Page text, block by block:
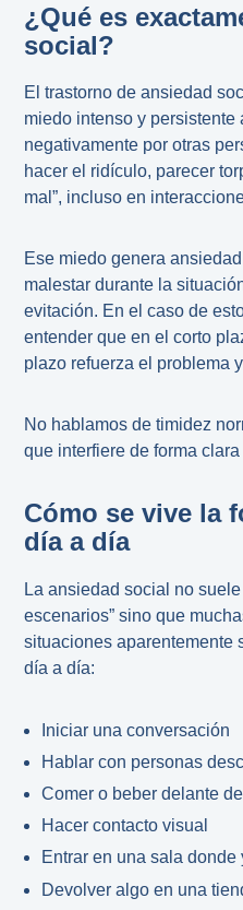
¿Qué es
social?
El trastorno de ansiedad
miedo intenso y persistente
negativamente por otras
hacer el ridículo, parecer
mal”, incluso en
Ese miedo genera
malestar durante la
evitación. En el caso de
entender que en el corto
plazo refuerza el problema
No hablamos de timidez
que interfiere de forma
Cómo se vive la
día a día
La ansiedad social no
escenarios” sino que
situaciones aparentemente
día a día:
Iniciar una conversación
Hablar con personas
Comer o beber delante
Hacer contacto visual
Entrar en una sala donde
Devolver algo en una